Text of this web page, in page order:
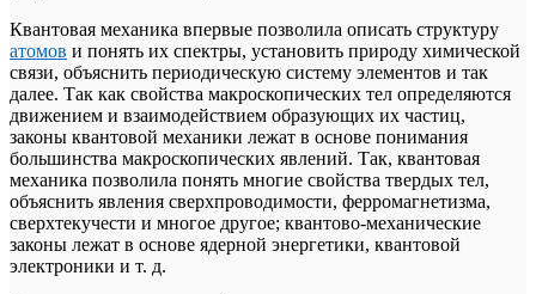
Квантовая механика впервые позволила описать структуру
атомов и понять их спектры, установить природу химической
связи, объяснить периодическую систему элементов и так
далее. Так как свойства макроскопических тел определяются
движением и взаимодействием образующих их частиц,
законы квантовой механики лежат в основе понимания
большинства макроскопических явлений. Так, квантовая
механика позволила понять многие свойства твердых тел,
объяснить явления сверхпроводимости, ферромагнетизма,
сверхтекучести и многое другое; квантово-механические
законы лежат в основе ядерной энергетики, квантовой
электроники и т. д.